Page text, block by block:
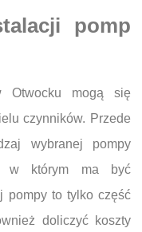
pomp
Otwocku mogą się
czynników. Przede
wybranej pompy
w którym ma być
pompy to tylko część
doliczyć koszty